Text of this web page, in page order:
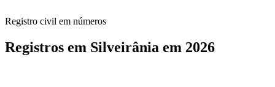
Registro civil em números
Registros em Silveirânia em 2026